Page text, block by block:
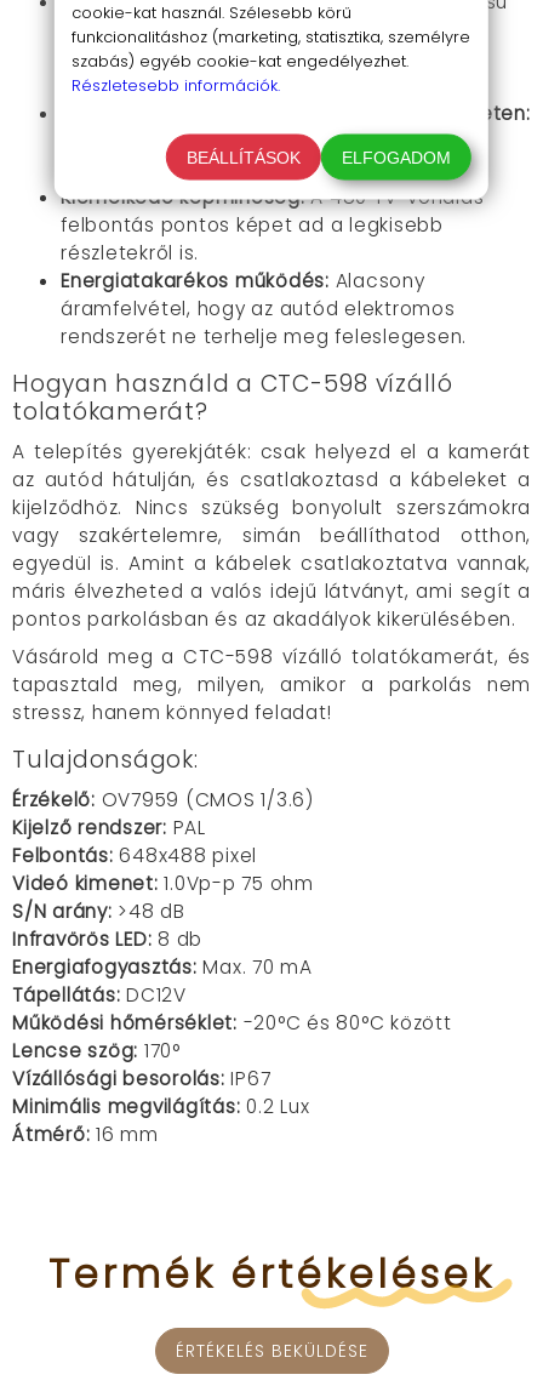
vízállóság garantálja, hogy a kamerád
bármilyen környezetben kiválóan működjön,
legyen az eső vagy hó.
Kiváló teljesítmény szélsőséges hőmérsékleten:
-20°C és 80°C között zavartalan működés,
hogy minden évszakban számíthass rá.
Kiemelkedő képminőség:A 480 TV-vonalas
felbontás pontos képet ad a legkisebb
részletekről is.
Energiatakarékos működés: Alacsony
áramfelvétel, hogy az autód elektromos
rendszerét ne terhelje meg feleslegesen.
Hogyan használd a CTC-598 vízálló
tolatókamerát?
A telepítés gyerekjáték: csak helyezd el a kamerát
az autód hátulján, és csatlakoztasd a kábeleket a
kijelződhöz. Nincs szükség bonyolult szerszámokra
vagy szakértelemre, simán beállíthatod otthon,
egyedül is. Amint a kábelek csatlakoztatva vannak,
máris élvezheted a valós idejű látványt, ami segít a
pontos parkolásban és az akadályok kikerülésében.
Vásárold meg a CTC-598 vízálló tolatókamerát, és
tapasztald meg, milyen, amikor a parkolás nem
stressz, hanem könnyed feladat!
Tulajdonságok:
Érzékelő: OV7959 (CMOS 1/3.6)
Kijelző rendszer: PAL
Felbontás: 648x488 pixel
Videó kimenet: 1.0Vp-p 75 ohm
S/N arány: >48 dB
Infravörös LED: 8 db
Energiafogyasztás: Max. 70 mA
Tápellátás: DC12V
Működési hőmérséklet: -20°C és 80°C között
Lencse szög: 170°
Vízállósági besorolás: IP67
Minimális megvilágítás: 0.2 Lux
Átmérő: 16 mm
Termék értékelések
ÉRTÉKELÉS BEKÜLDÉSE
cookie-kat használ. Szélesebb körű
funkcionalitáshoz (marketing, statisztika, személyre
szabás) egyéb cookie-kat engedélyezhet.
Részletesebb információk.
BEÁLLÍTÁSOK ELFOGADOM